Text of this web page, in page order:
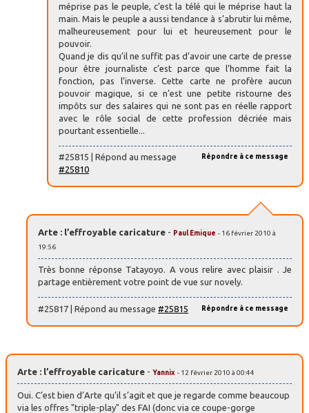
méprise pas le peuple, c’est la télé qui le méprise haut la
main. Mais le peuple a aussi tendance à s’abrutir lui même,
malheureusement pour lui et heureusement pour le
pouvoir.
Quand je dis qu’il ne suffit pas d’avoir une carte de presse
pour être journaliste c’est parce que l’homme fait la
fonction, pas l’inverse. Cette carte ne profère aucun
pouvoir magique, si ce n’est une petite ristourne des
impôts sur des salaires qui ne sont pas en réelle rapport
avec le rôle social de cette profession décriée mais
pourtant essentielle...
Répondre à ce message
#25815 | Répond au message
#25810
Arte : l’effroyable caricature - Paul Emique - 16 février 2010 à
19:56
Très bonne réponse Tatayoyo. A vous relire avec plaisir . Je
partage entièrement votre point de vue sur novely.
Répondre à ce message
#25817 | Répond au message #25815
Arte : l’effroyable caricature - Yannix - 12 février 2010 à 00:44
Oui. C’est bien d’Arte qu’il s’agit et que je regarde comme beaucoup
via les offres "triple-play" des FAI (donc via ce coupe-gorge